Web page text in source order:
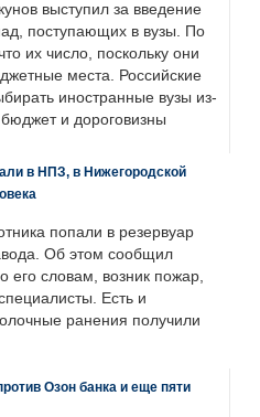
выступил за введение
поступающих в вузы. По
их число, поскольку они
места. Российские
иностранные вузы из-
и дороговизны
в НПЗ, в Нижегородской
попали в резервуар
Об этом сообщил
его словам, возник пожар,
Есть и
ранения получили
Озон банка и еще пяти